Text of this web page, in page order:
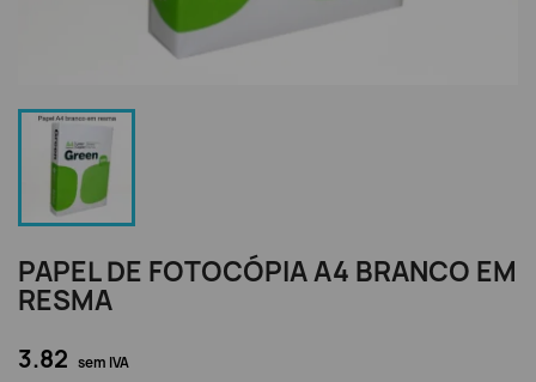
PAPEL DE FOTOCÓPIA A4 BRANCO EM
RESMA
3.82 sem IVA